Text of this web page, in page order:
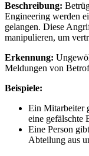
Beschreibung:
Engineering werden
gelangen. Diese
manipulieren, um
Erkennung:
Meldungen von
Beispiele:
Ein Mitarbeiter
eine gefälschte
Eine Person
Abteilung aus